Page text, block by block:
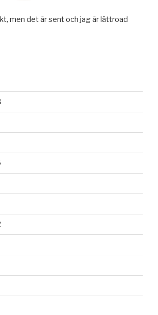
men det är sent och jag är lättroad